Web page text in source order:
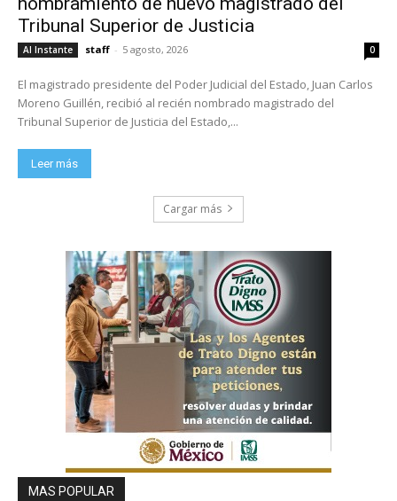
Tribunal Superior de Justicia
Al Instante staff - 5 agosto, 2026 0
El magistrado presidente del Poder Judicial del Estado, Juan Carlos
Moreno Guillén, recibió al recién nombrado magistrado del
Tribunal Superior de Justicia del Estado,...
Leer más
Cargar más
MAS POPULAR